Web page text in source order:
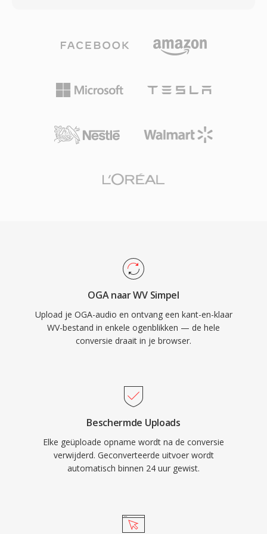
vermijdt OGA de patentlicentieproblemen die
proprietary formaten treffen. Het formaat
het taggen van artiest-, album- en
manier. OGA speelt native af in Firefox,
Chromium-gebaseerde browsers, VLC en de
het één praktische keuze is voor
het lossy bestand mee; wie archiefkwaliteit wil,
van 8-bit tot 32-bit integer en 32-bit drijvende
komma, met samplefrequenties tot 768 kHz —
waarvoor WavPack 5 ondersteuning
tot 55 procent van de oorspronkelijke grootte,
wordt geleverd onder één BSD-licentie en is
geintegreerd in foobar2000, VLC, FFmpeg en
talloze andere tools. WavPack ondersteunt ook
rijke metadata via APEv2-tags, ingebedde cue-
sheets en ReplayGain-waarden, waardoor het
voldoet aan de organisatorische behoeften van
OGA naar WV Simpel
Upload je OGA-audio en ontvang een kant-en-klaar
WV-bestand in enkele ogenblikken — de hele
conversie draait in je browser.
Beschermde Uploads
Elke geüploade opname wordt na de conversie
verwijderd. Geconverteerde uitvoer wordt
automatisch binnen 24 uur gewist.